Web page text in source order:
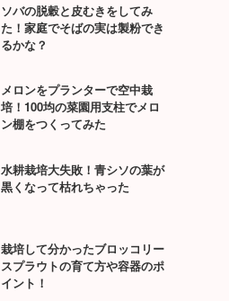
ソバの脱穀と皮むきをしてみ
た！家庭でそばの実は製粉でき
るかな？
メロンをプランターで空中栽
培！100均の菜園用支柱でメロ
ン棚をつくってみた
水耕栽培大失敗！青シソの葉が
黒くなって枯れちゃった
栽培して分かったブロッコリー
スプラウトの育て方や容器のポ
イント！